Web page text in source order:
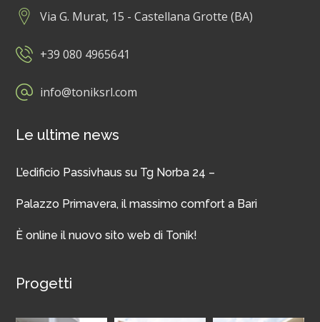
Via G. Murat, 15 - Castellana Grotte (BA)
+39 080 4965641
info@toniksrl.com
Le ultime news
L’edificio Passivhaus su Tg Norba 24 –
Palazzo Primavera, il massimo comfort a Bari
È online il nuovo sito web di Tonik!
Progetti